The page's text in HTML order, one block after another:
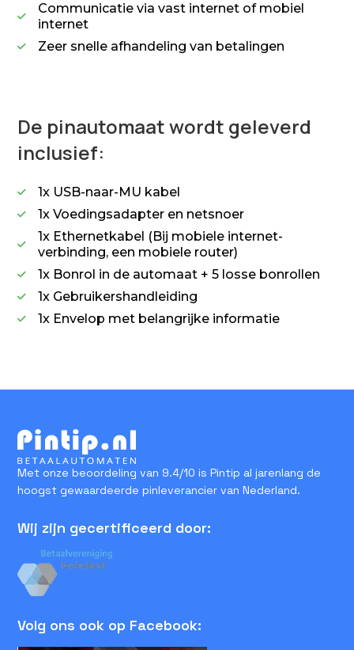

Communicatie via vast internet of mobiel
internet
 Zeer snelle afhandeling van betalingen
De pinautomaat wordt geleverd
inclusief:
 1x USB-naar-MU kabel
 1x Voedingsadapter en netsnoer

1x Ethernetkabel (Bij mobiele internet-
verbinding, een mobiele router)
 1x Bonrol in de automaat + 5 losse bonrollen
 1x Gebruikershandleiding
 1x Envelop met belangrijke informatie
Met onze beoordeling van 9.4/10 is Pintip al jarenlang de
hoogst gewaardeerde pinleverancier van Nederland.
Wij zijn gecertificeerd door:
Volg ons ook op Facebook: